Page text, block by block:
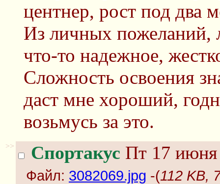
центнер, рост под два
Из личных
что-то надежное,
Сложность освоения
даст мне хороший,
возьмусь за это.
>> Спортакус Пт 17 июня
Файл: 3082069.jpg -(112 KB,